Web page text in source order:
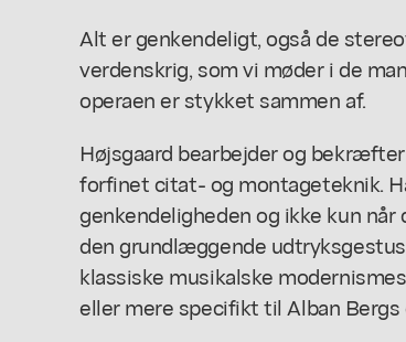
Alt er genkendeligt, også de
verdenskrig, som vi møder i de
operaen er stykket sammen af.
Højsgaard bearbejder og
forfinet citat- og montageteknik.
genkendeligheden og ikke kun
den grundlæggende
klassiske musikalske
eller mere specifikt til Alban